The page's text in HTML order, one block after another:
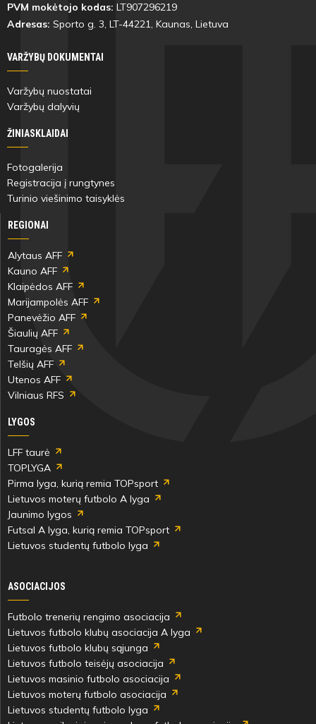
PVM mokėtojo kodas: LT907296219
Adresas: Sporto g. 3, LT-44221, Kaunas, Lietuva
VARŽYBŲ DOKUMENTAI
Varžybų nuostatai
Varžybų dalyvių
ŽINIASKLAIDAI
Fotogalerija
Registracija į rungtynes
Turinio viešinimo taisyklės
REGIONAI
Alytaus AFF
Kauno AFF
Klaipėdos AFF
Marijampolės AFF
Panevėžio AFF
Šiaulių AFF
Tauragės AFF
Telšių AFF
Utenos AFF
Vilniaus RFS
LYGOS
LFF taurė
TOPLYGA
Pirma lyga, kurią remia TOPsport
Lietuvos moterų futbolo A lyga
Jaunimo lygos
Futsal A lyga, kurią remia TOPsport
Lietuvos studentų futbolo lyga
ASOCIACIJOS
Futbolo trenerių rengimo asociacija
Lietuvos futbolo klubų asociacija A lyga
Lietuvos futbolo klubų sąjunga
Lietuvos futbolo teisėjų asociacija
Lietuvos masinio futbolo asociacija
Lietuvos moterų futbolo asociacija
Lietuvos studentų futbolo lyga